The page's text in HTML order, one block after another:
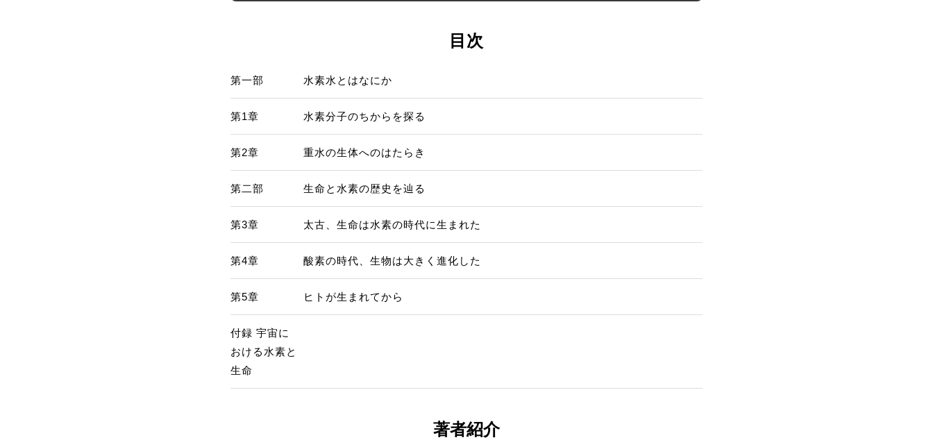
目次
第一部 水素水とはなにか
第1章 水素分子のちからを探る
第2章 重水の生体へのはたらき
第二部 生命と水素の歴史を辿る
第3章 太古、生命は水素の時代に生まれた
第4章 酸素の時代、生物は大きく進化した
第5章 ヒトが生まれてから
付録 宇宙に
おける水素と
生命
著者紹介